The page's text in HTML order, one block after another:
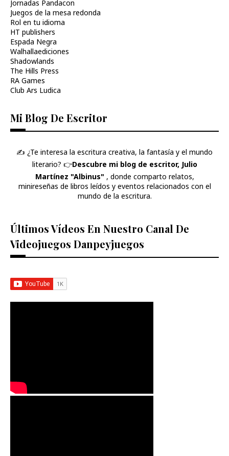
Jornadas Pandacon
Juegos de la mesa redonda
Rol en tu idioma
HT publishers
Espada Negra
Walhallaediciones
Shadowlands
The Hills Press
RA Games
Club Ars Ludica
Mi Blog De Escritor
✍️ ¿Te interesa la escritura creativa, la fantasía y el mundo
literario? 👉​Descubre mi blog de escritor, Julio
Martínez "Albinus" , donde comparto relatos,
minireseñas de libros leídos y eventos relacionados con el
mundo de la escritura.
Últimos Vídeos En Nuestro Canal De
Videojuegos Danpeyjuegos